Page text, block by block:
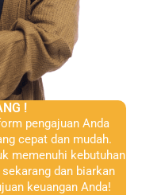
!
pengajuan Anda
cepat dan mudah.
memenuhi kebutuhan
dan biarkan
keuangan Anda!